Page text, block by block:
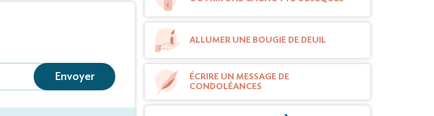
Envoyer
ALLUMER UNE BOUGIE DE DEUIL
ÉCRIRE UN MESSAGE DE
CONDOLÉANCES